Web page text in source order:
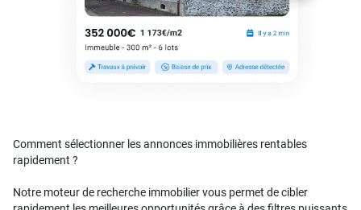
Comment sélectionner les annonces immobilières rentables
rapidement ?
Notre moteur de recherche immobilier vous permet de cibler